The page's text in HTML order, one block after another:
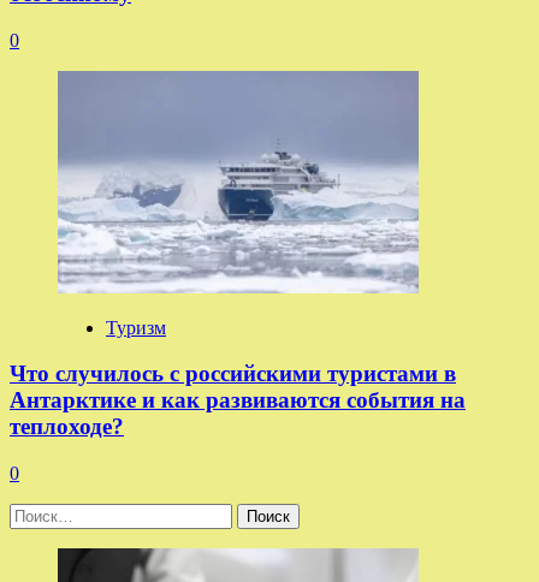
0
Туризм
Что случилось с российскими туристами в
Антарктике и как развиваются события на
теплоходе?
0
Найти: